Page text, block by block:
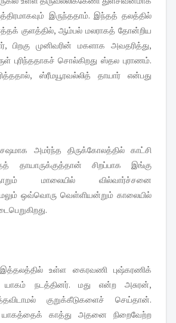
இருந்ததாம். இந்தத் தலத்தில்
குளத்தில், ஆம்பல் மலராகத் தோன்றிய
பிறகு முனிவரின் மகளாக அவதரித்து,
புரிந்ததாகச் சொல்கிறது ஸ்தல புராணம்.
ஸ்ரீமயூரவல்லித் தாயார் என்பது
அமர்ந்த திருக்கோலத்தில் காட்சி
தாயாருக்குத்தான் சிறப்பாக இங்கு
மாலையில் வில்வார்ச்சனை
மேலும் ஒவ்வொரு வெள்ளியன்றும் காலையில்
இத்தலத்தில் உள்ள கைரவணி புஷ்கரணிக்
யாகம் நடத்தினர். மது என்ற அசுரன்,
குறுக்கீடுகளைச் செய்தான்.
காத்து அதனை நிறைவேற்ற